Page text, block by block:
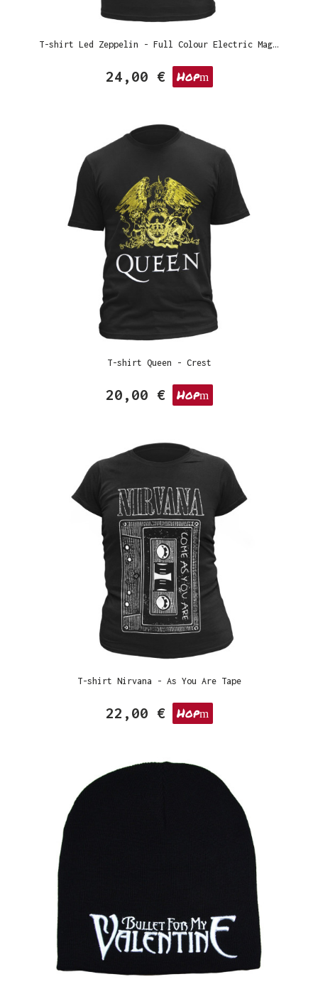
T-shirt Led Zeppelin - Full Colour Electric Magic
24,00 € Hop
T-shirt Queen - Crest
20,00 € Hop
T-shirt Nirvana - As You Are Tape
22,00 € Hop